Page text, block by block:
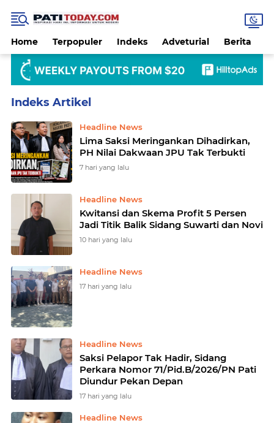
Home Terpopuler Indeks Adveturial Berita
Headline News
Lima Saksi Meringankan Dihadirkan,
PH Nilai Dakwaan JPU Tak Terbukti
7 hari yang lalu
Headline News
Kwitansi dan Skema Profit 5 Persen
Jadi Titik Balik Sidang Suwarti dan Novi
10 hari yang lalu
Headline News
17 hari yang lalu
Headline News
Saksi Pelapor Tak Hadir, Sidang
Perkara Nomor 71/Pid.B/2026/PN Pati
Diundur Pekan Depan
17 hari yang lalu
Headline News